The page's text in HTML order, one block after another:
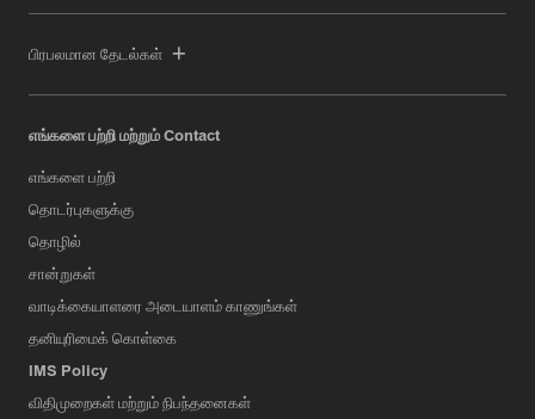
பிரபலமான தேடல்கள்
எங்களை பற்றி மற்றும் Contact
எங்களை பற்றி
தொடர்புகளுக்கு
தொழில்
சான்றுகள்
வாடிக்கையாளரை அடையாளம் காணுங்கள்
தனியுரிமைக் கொள்கை
IMS Policy
விதிமுறைகள் மற்றும் நிபந்தனைகள்